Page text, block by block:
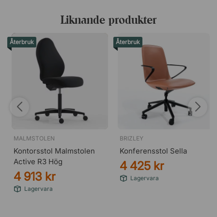
Liknande produkter
Återbruk
MALMSTOLEN
Kontorsstol Malmstolen
Active R3 Hög
4 913 kr
Lagervara
Återbruk
BRIZLEY
Konferensstol Sella
4 425 kr
Lagervara